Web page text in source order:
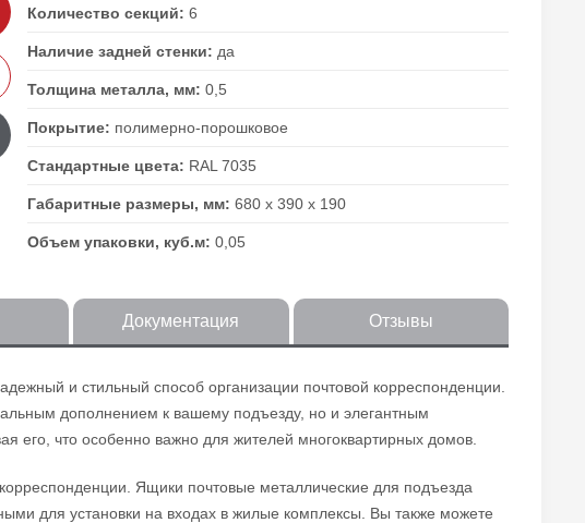
Количество секций: 6
Наличие задней стенки: да
Толщина металла, мм: 0,5
Покрытие: полимерно-порошковое
Стандартные цвета: RAL 7035
Габаритные размеры, мм: 680 х 390 х 190
Объем упаковки, куб.м: 0,05
Документация Отзывы
и стильный способ организации почтовой корреспонденции.
дополнением к вашему подъезду, но и элегантным
его, что особенно важно для жителей многоквартирных домов.
Ящики почтовые металлические для подъезда
для установки на входах в жилые комплексы. Вы также можете